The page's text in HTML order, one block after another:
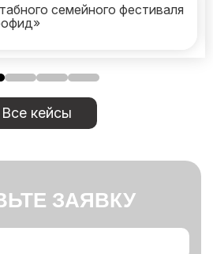
семейного фестиваля
Все кейсы
ЗАЯВКУ